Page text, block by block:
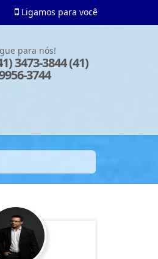
Ligamos para você
para nós!
3473-3844 (41)
3744